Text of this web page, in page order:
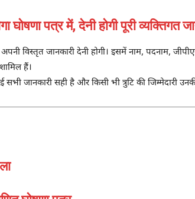
पत्र में, देनी होगी पूरी व्यक्तिगत
अपनी विस्तृत जानकारी देनी होगी। इसमें नाम, पदनाम,
हैं।
जानकारी सही है और किसी भी त्रुटि की जिम्मेदारी